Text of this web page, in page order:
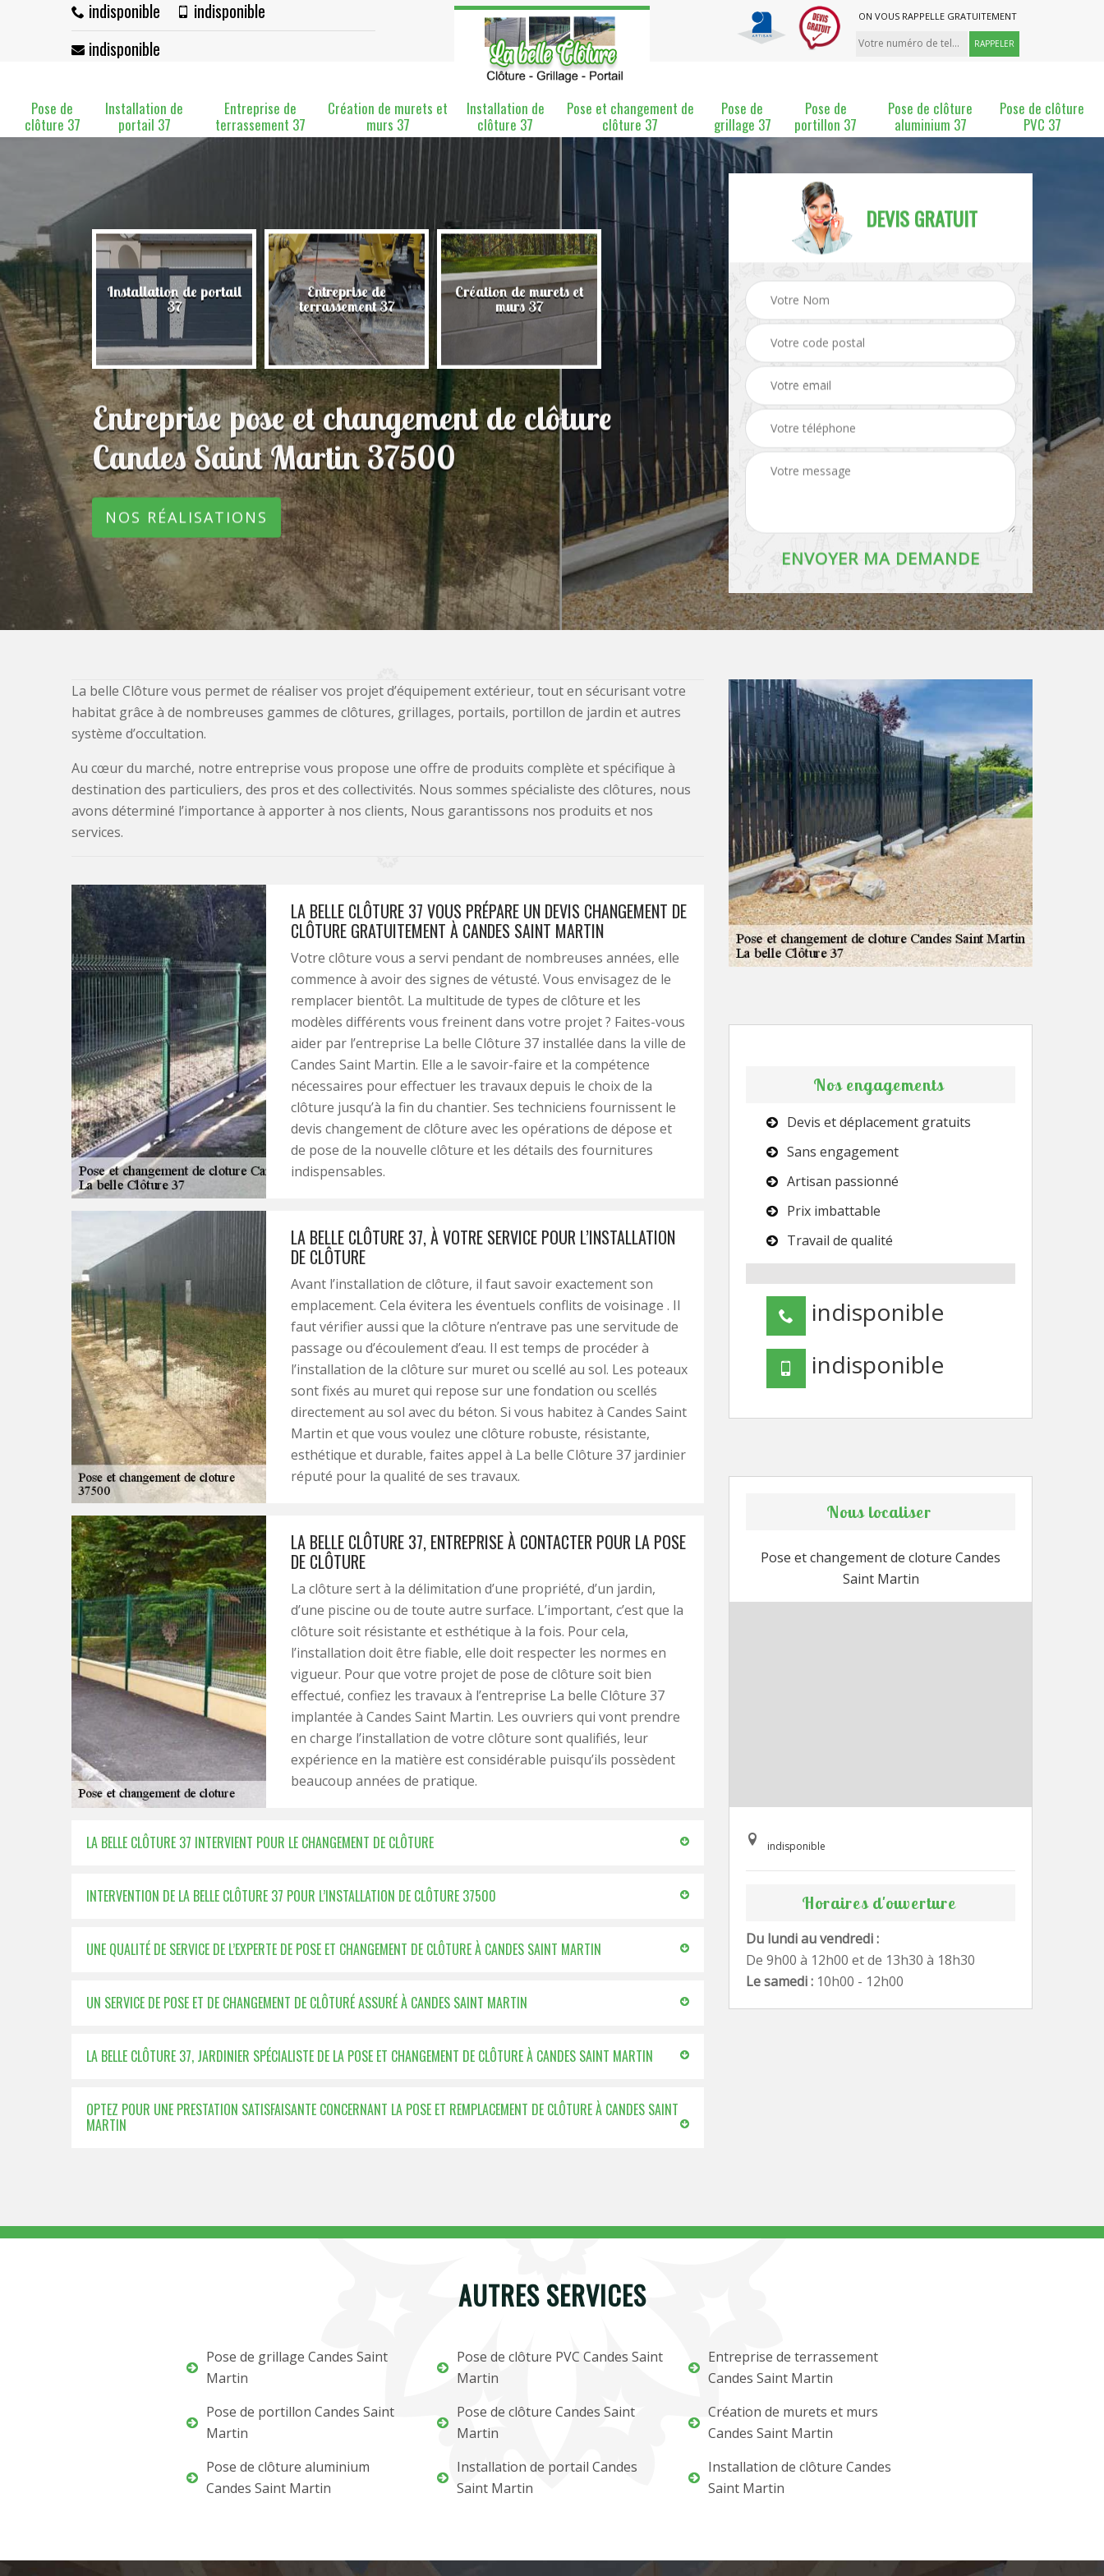
indisponible
indisponible
indisponible
ON VOUS RAPPELLE GRATUITEMENT
Pose de
clôture 37
Installation de
portail 37
Entreprise de
terrassement 37
Création de murets et
murs 37
Installation de
clôture 37
Pose et changement de
clôture 37
Pose de
grillage 37
Pose de
portillon 37
Pose de clôture
aluminium 37
Pose de clôture
PVC 37
37 Installation de portail
37
Entreprise de
terrassement 37
Création de murets et
murs 37
Installation de clôture
37
Pose et changement de Pose de grillage 37
Entreprise pose et changement de clôture
Candes Saint Martin 37500
NOS RÉALISATIONS
DEVIS GRATUIT
La belle Clôture vous permet de réaliser vos projet d’équipement extérieur, tout en sécurisant votre
habitat grâce à de nombreuses gammes de clôtures, grillages, portails, portillon de jardin et autres
système d’occultation.
Au cœur du marché, notre entreprise vous propose une offre de produits complète et spécifique à
destination des particuliers, des pros et des collectivités. Nous sommes spécialiste des clôtures, nous
avons déterminé l’importance à apporter à nos clients, Nous garantissons nos produits et nos
services.
LA BELLE CLÔTURE 37 VOUS PRÉPARE UN DEVIS CHANGEMENT DE
CLÔTURE GRATUITEMENT À CANDES SAINT MARTIN
Votre clôture vous a servi pendant de nombreuses années, elle
commence à avoir des signes de vétusté. Vous envisagez de le
remplacer bientôt. La multitude de types de clôture et les
modèles différents vous freinent dans votre projet ? Faites-vous
aider par l’entreprise La belle Clôture 37 installée dans la ville de
Candes Saint Martin. Elle a le savoir-faire et la compétence
nécessaires pour effectuer les travaux depuis le choix de la
clôture jusqu’à la fin du chantier. Ses techniciens fournissent le
devis changement de clôture avec les opérations de dépose et
de pose de la nouvelle clôture et les détails des fournitures
indispensables.
LA BELLE CLÔTURE 37, À VOTRE SERVICE POUR L’INSTALLATION
DE CLÔTURE
Avant l’installation de clôture, il faut savoir exactement son
emplacement. Cela évitera les éventuels conflits de voisinage . Il
faut vérifier aussi que la clôture n’entrave pas une servitude de
passage ou d’écoulement d’eau. Il est temps de procéder à
l’installation de la clôture sur muret ou scellé au sol. Les poteaux
sont fixés au muret qui repose sur une fondation ou scellés
directement au sol avec du béton. Si vous habitez à Candes Saint
Martin et que vous voulez une clôture robuste, résistante,
esthétique et durable, faites appel à La belle Clôture 37 jardinier
réputé pour la qualité de ses travaux.
LA BELLE CLÔTURE 37, ENTREPRISE À CONTACTER POUR LA POSE
DE CLÔTURE
La clôture sert à la délimitation d’une propriété, d’un jardin,
d’une piscine ou de toute autre surface. L’important, c’est que la
clôture soit résistante et esthétique à la fois. Pour cela,
l’installation doit être fiable, elle doit respecter les normes en
vigueur. Pour que votre projet de pose de clôture soit bien
effectué, confiez les travaux à l’entreprise La belle Clôture 37
implantée à Candes Saint Martin. Les ouvriers qui vont prendre
en charge l’installation de votre clôture sont qualifiés, leur
expérience en la matière est considérable puisqu’ils possèdent
beaucoup années de pratique.
LA BELLE CLÔTURE 37 INTERVIENT POUR LE CHANGEMENT DE CLÔTURE
INTERVENTION DE LA BELLE CLÔTURE 37 POUR L’INSTALLATION DE CLÔTURE 37500
UNE QUALITÉ DE SERVICE DE L’EXPERTE DE POSE ET CHANGEMENT DE CLÔTURE À CANDES SAINT MARTIN
UN SERVICE DE POSE ET DE CHANGEMENT DE CLÔTURÉ ASSURÉ À CANDES SAINT MARTIN
LA BELLE CLÔTURE 37, JARDINIER SPÉCIALISTE DE LA POSE ET CHANGEMENT DE CLÔTURE À CANDES SAINT MARTIN
OPTEZ POUR UNE PRESTATION SATISFAISANTE CONCERNANT LA POSE ET REMPLACEMENT DE CLÔTURE À CANDES SAINT
MARTIN
Nos engagements
Devis et déplacement gratuits
Sans engagement
Artisan passionné
Prix imbattable
Travail de qualité
indisponible
indisponible
Nous localiser
Pose et changement de cloture Candes
Saint Martin
indisponible
Horaires d'ouverture
Du lundi au vendredi :
De 9h00 à 12h00 et de 13h30 à 18h30
Le samedi : 10h00 - 12h00
AUTRES SERVICES
Pose de grillage Candes Saint
Martin
Pose de portillon Candes Saint
Martin
Pose de clôture aluminium
Candes Saint Martin
Pose de clôture PVC Candes Saint
Martin
Pose de clôture Candes Saint
Martin
Installation de portail Candes
Saint Martin
Entreprise de terrassement
Candes Saint Martin
Création de murets et murs
Candes Saint Martin
Installation de clôture Candes
Saint Martin